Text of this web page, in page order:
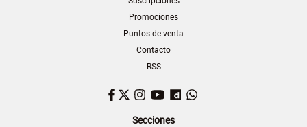
Promociones
Puntos de venta
Contacto
RSS
Facebook
TwitterInstagram
YouTubeDailymotion
Secciones